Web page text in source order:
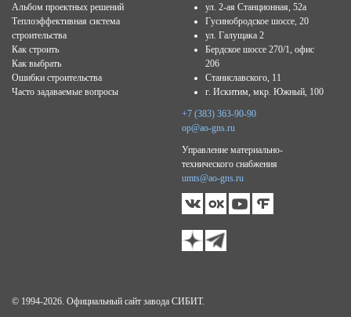
© 1994-2026. Официальный сайт завода СИБИТ.
Альбом проектных решений
Теплоэффективная система
строительства
Как строить
Как выбрать
Ошибки строительства
Часто задаваемые вопросы
ул. 2-ая Станционная, 52а
Гусинобродское шоссе, 20
ул. Галущака 2
Бердское шоссе 270/1, офис
206
Станиславского, 11
г. Искитим, мкр. Южный, 100
+7 (383) 363-90-90
op@ao-gns.ru
Управление материально-
технического снабжения
umts@ao-gns.ru